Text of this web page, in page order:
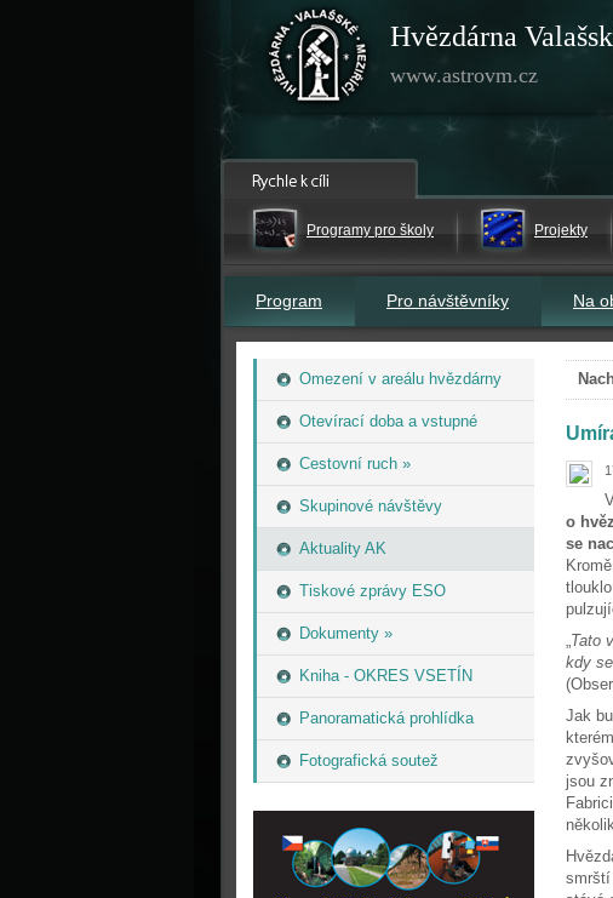
Hvězdárna
www.astrovm.cz
Programy pro školy Projekty
Program Pro návštěvníky Na
Omezení v areálu hvězdárny
Otevírací doba a vstupné
Cestovní ruch »
Skupinové návštěvy
Aktuality AK
Tiskové zprávy ESO
Dokumenty »
Kniha - OKRES VSETÍN
Panoramatická prohlídka
Fotografická soutež
o
se
„Tato
kdy
Jak
jsou
smrští